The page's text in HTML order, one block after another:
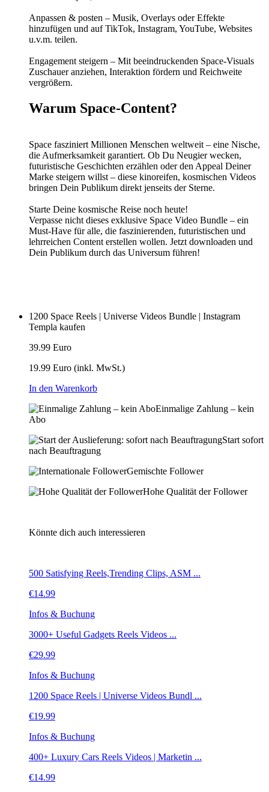
Anpassen & posten – Musik, Overlays oder Effekte
hinzufügen und auf TikTok, Instagram, YouTube, Websites
u.v.m. teilen.
Engagement steigern – Mit beeindruckenden Space-Visuals
Zuschauer anziehen, Interaktion fördern und Reichweite
vergrößern.
Warum Space-Content?
Space fasziniert Millionen Menschen weltweit – eine Nische,
die Aufmerksamkeit garantiert. Ob Du Neugier wecken,
futuristische Geschichten erzählen oder den Appeal Deiner
Marke steigern willst – diese kinoreifen, kosmischen Videos
bringen Dein Publikum direkt jenseits der Sterne.
Starte Deine kosmische Reise noch heute!
Verpasse nicht dieses exklusive Space Video Bundle – ein
Must-Have für alle, die faszinierenden, futuristischen und
lehrreichen Content erstellen wollen. Jetzt downloaden und
Dein Publikum durch das Universum führen!
1200 Space Reels | Universe Videos Bundle | Instagram
Templa kaufen
39.99 Euro
19.99 Euro (inkl. MwSt.)
In den Warenkorb
Einmalige Zahlung – kein
Abo
Start sofort
nach Beauftragung
Gemischte Follower
Hohe Qualität der Follower
Könnte dich auch interessieren
500 Satisfying Reels,Trending Clips, ASM ...
€14.99
Infos & Buchung
3000+ Useful Gadgets Reels Videos ...
€29.99
Infos & Buchung
1200 Space Reels | Universe Videos Bundl ...
€19.99
Infos & Buchung
400+ Luxury Cars Reels Videos | Marketin ...
€14.99